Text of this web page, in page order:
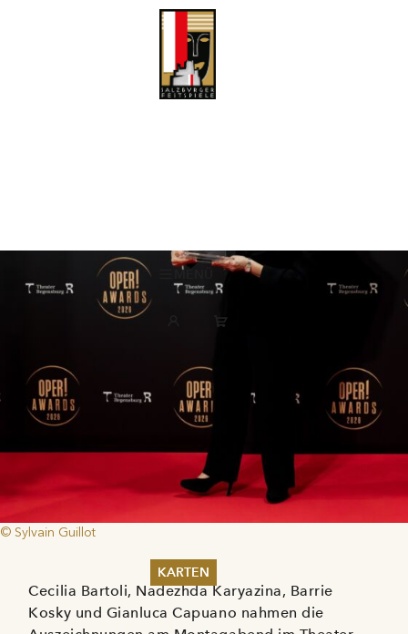
MENÜ
KARTEN
Sommer 2026
Vier Auszeichnungen für „Hotel Metamorphosis“
Salzburger Festspiele Pfingsten Künstlerische Leitung: Cecilia Bartoli
Vier OPER! Awards für das Opern-Pasticcio HOTEL METAMORPHOSIS
nach Musik von Antonio Vivaldi
© Sylvain Guillot
Cecilia Bartoli, Nadezhda Karyazina, Barrie
Kosky und Gianluca Capuano nahmen die